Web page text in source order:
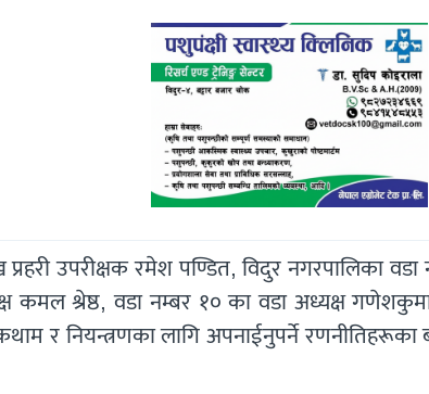
प्रहरी उपरीक्षक रमेश पण्डित, विदुर नगरपालिका
कमल श्रेष्ठ, वडा नम्बर १० का वडा अध्यक्ष
र नियन्त्रणका लागि अपनाईनुपर्ने